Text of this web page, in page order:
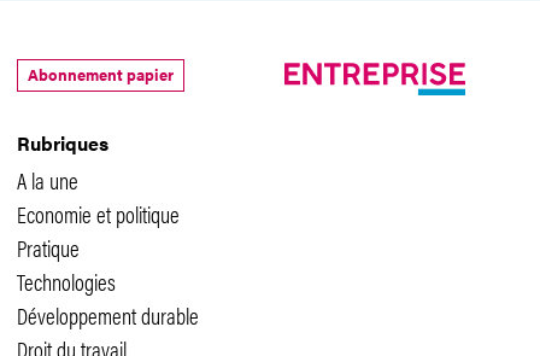
Rubriques
A la une
Economie et politique
Pratique
Technologies
Développement durable
Droit du travail
Abonnement papier